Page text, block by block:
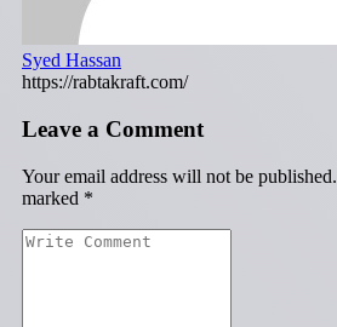
Syed Hassan
https://rabtakraft.com/
Leave a Comment
Your email address will not be published.
marked *